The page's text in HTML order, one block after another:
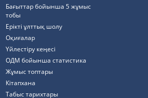
Бағыттар бойынша 5 жұмыс
тобы
Ерікті ұлттық шолу
Оқиғалар
Үйлестіру кеңесі
ОДМ бойынша статистика
Жұмыс топтары
Кітапхана
Табыс тарихтары